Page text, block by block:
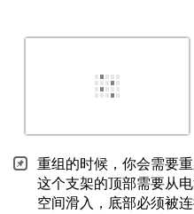
重组的时候，你会需要
这个支架的顶部需要从
空间滑入，底部必须被连